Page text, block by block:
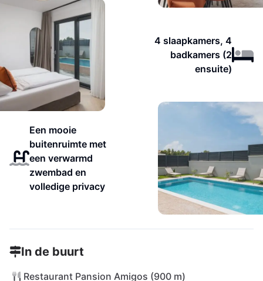
4 slaapkamers, 4
badkamers (2
ensuite)
Een mooie
buitenruimte met
een verwarmd
zwembad en
volledige privacy
In de buurt
Restaurant Pansion Amigos (900 m)